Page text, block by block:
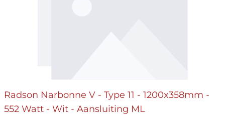
Radson Narbonne V - Type 11 - 1200x358mm -
552 Watt - Wit - Aansluiting ML